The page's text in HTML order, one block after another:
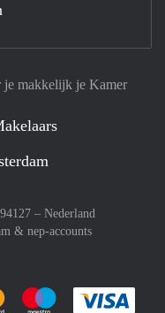
je makkelijk je Kamer
– Nederland
& nep-accounts
gemakkelijk af met Paypal
Je rekent gemakkelijk af met
Je rekent